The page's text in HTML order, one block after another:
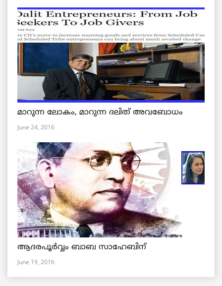
മാറുന്ന ലോകം, മാറുന്ന ദലിത് അവബോധം
June 24, 2016
ആദരപൂര്‍വ്വം ബാബ സാഹേബിന്
June 19, 2016